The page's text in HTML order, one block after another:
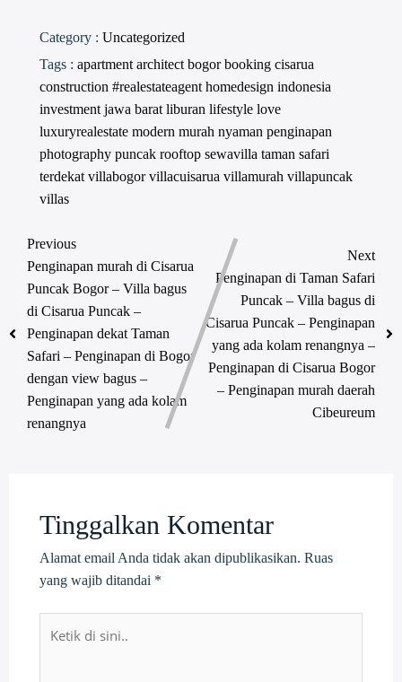
Category : Uncategorized
Tags : apartment architect bogorbooking cisarua
construction #realestateagent homedesign indonesia
investment jawa barat liburan lifestyle love
luxuryrealestate modern murah nyaman penginapan
photography puncak rooftop sewavilla taman safari
terdekat villabogorvillacuisarua villamurah villapuncak
villas
Previous
Penginapan murah di Cisarua
Puncak Bogor – Villa bagus
di Cisarua Puncak –
Penginapan dekat Taman
Safari – Penginapan di Bogor
dengan view bagus –
Penginapan yang ada kolam
renangnya
Next
Penginapan di Taman Safari
Puncak – Villa bagus di
Cisarua Puncak – Penginapan
yang ada kolam renangnya –
Penginapan di Cisarua Bogor
– Penginapan murah daerah
Cibeureum
Tinggalkan Komentar
Alamat email Anda tidak akan dipublikasikan. Ruas
yang wajib ditandai *